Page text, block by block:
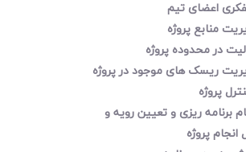
اعضای تیم
منابع پروژه
در محدوده پروژه
ریسک های موجود در پروژه
پروژه
برنامه ریزی و تعیین رویه و
انجام پروژه